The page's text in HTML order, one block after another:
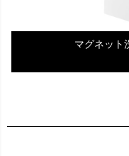
マグネット